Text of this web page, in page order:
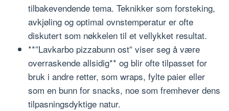
tilbakevendende tema. Teknikker som forsteking,
avkjøling og optimal ovnstemperatur er ofte
diskutert som nøkkelen til et vellykket resultat.
**”Lavkarbo pizzabunn ost” viser seg å være
overraskende allsidig** og blir ofte tilpasset for
bruk i andre retter, som wraps, fylte paier eller
som en bunn for snacks, noe som fremhever dens
tilpasningsdyktige natur.